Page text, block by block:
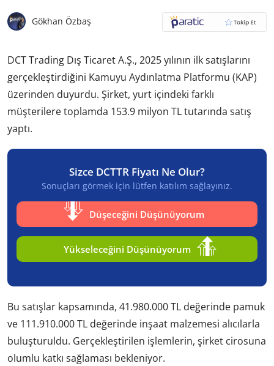
Gökhan Özbaş
DCT Trading Dış Ticaret A.Ş., 2025 yılının ilk satışlarını
gerçekleştirdiğini Kamuyu Aydınlatma Platformu (KAP)
üzerinden duyurdu. Şirket, yurt içindeki farklı
müşterilere toplamda 153.9 milyon TL tutarında satış
yaptı.
Sizce DCTTR Fiyatı Ne Olur?
Sonuçları görmek için lütfen katılım sağlayınız.
Düşeceğini Düşünüyorum
Yükseleceğini Düşünüyorum
Bu satışlar kapsamında, 41.980.000 TL değerinde pamuk
ve 111.910.000 TL değerinde inşaat malzemesi alıcılarla
buluşturuldu. Gerçekleştirilen işlemlerin, şirket cirosuna
olumlu katkı sağlaması bekleniyor.